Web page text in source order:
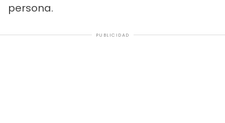
persona.
PUBLICIDAD